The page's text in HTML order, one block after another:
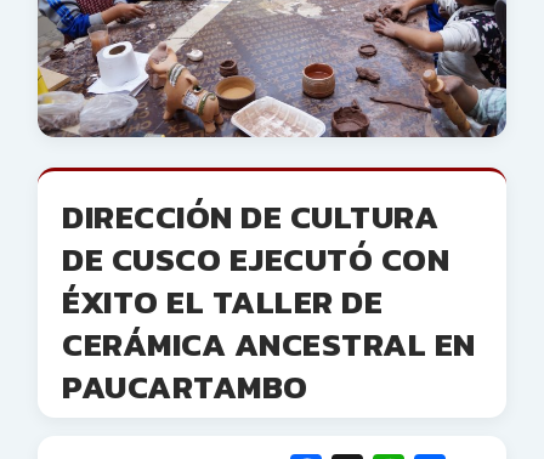
DIRECCIÓN DE CULTURA
DE CUSCO EJECUTÓ CON
ÉXITO EL TALLER DE
CERÁMICA ANCESTRAL EN
PAUCARTAMBO